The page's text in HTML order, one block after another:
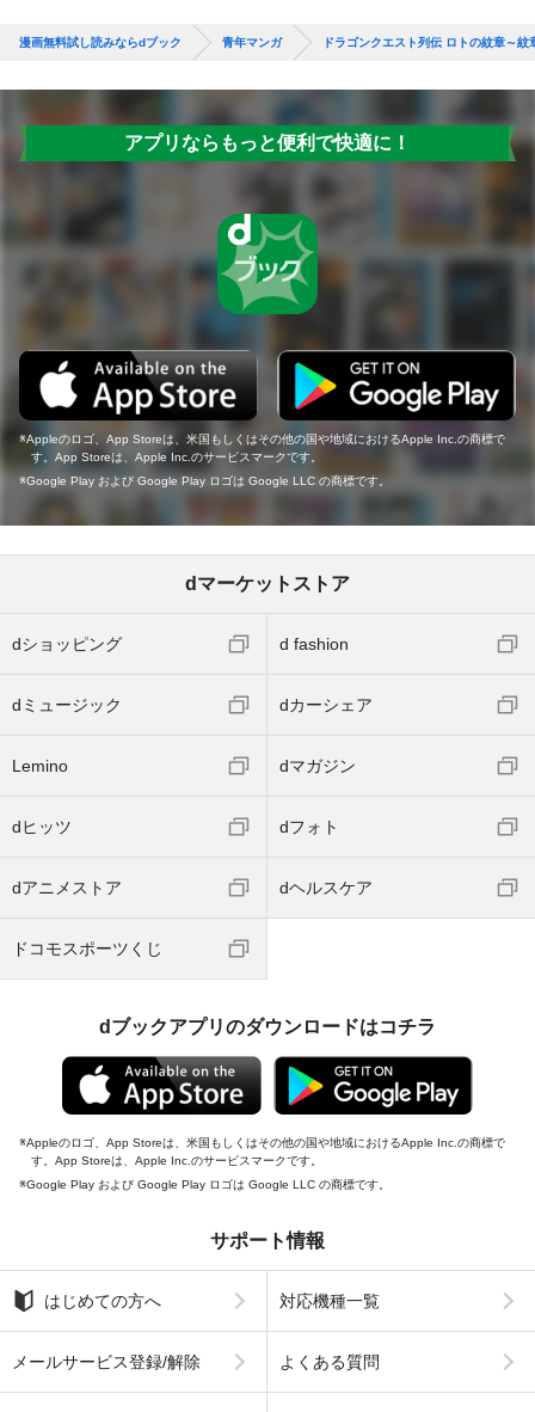
漫画無料試し読みならdブック 青年マンガ ドラゴンクエスト列伝 ロトの紋章～紋
アプリならもっと便利で快適に！
Appleのロゴ、App Storeは、米国もしくはその他の国や地域におけるApple Inc.の商標で
す。App Storeは、Apple Inc.のサービスマークです。
Google Play および Google Play ロゴは Google LLC の商標です。
dマーケットストア
dショッピング d fashion
dミュージック dカーシェア
Lemino dマガジン
dヒッツ dフォト
dアニメストア dヘルスケア
ドコモスポーツくじ
dブックアプリのダウンロードはコチラ
Appleのロゴ、App Storeは、米国もしくはその他の国や地域におけるApple Inc.の商標で
す。App Storeは、Apple Inc.のサービスマークです。
Google Play および Google Play ロゴは Google LLC の商標です。
サポート情報
はじめての方へ 対応機種一覧
メールサービス登録/解除 よくある質問